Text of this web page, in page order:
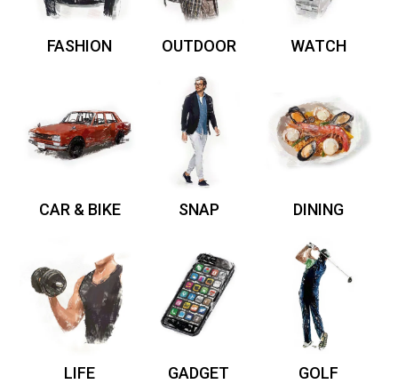
FASHION OUTDOOR WATCH
CAR & BIKE SNAP DINING
LIFE GADGET GOLF